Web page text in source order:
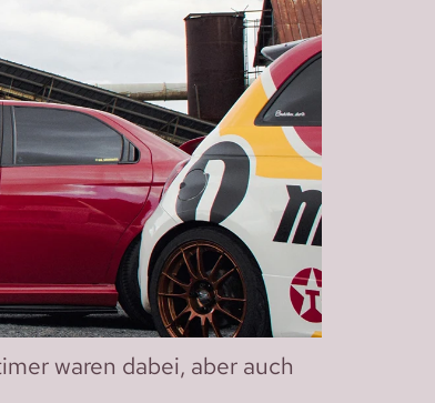
waren dabei, aber auch